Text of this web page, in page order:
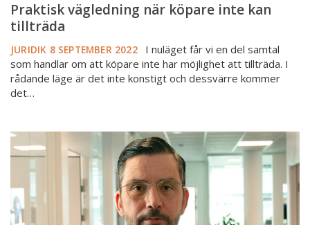
Praktisk vägledning när köpare inte kan
tillträda
JURIDIK 8 SEPTEMBER 2022
I nuläget får vi en del samtal
som handlar om att köpare inte har möjlighet att tillträda. I
rådande läge är det inte konstigt och dessvärre kommer
det…
Svar
vanliga
frågor
på
telefon